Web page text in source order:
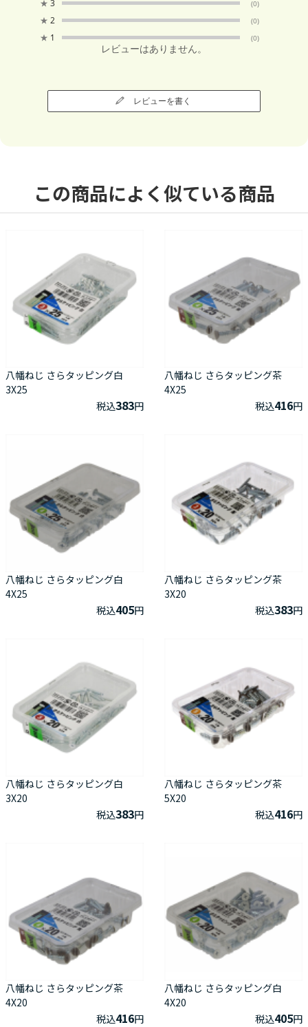
★ 3 (0)
★ 2 (0)
★ 1 (0)
レビューはありません。
レビューを書く
この商品によく似ている商品
八幡ねじ さらタッピング白
3X25
税込383円
八幡ねじ さらタッピング茶
4X25
税込416円
八幡ねじ さらタッピング白
4X25
税込405円
八幡ねじ さらタッピング茶
3X20
税込383円
八幡ねじ さらタッピング白
3X20
税込383円
八幡ねじ さらタッピング茶
5X20
税込416円
八幡ねじ さらタッピング茶
4X20
税込416円
八幡ねじ さらタッピング白
4X20
税込405円